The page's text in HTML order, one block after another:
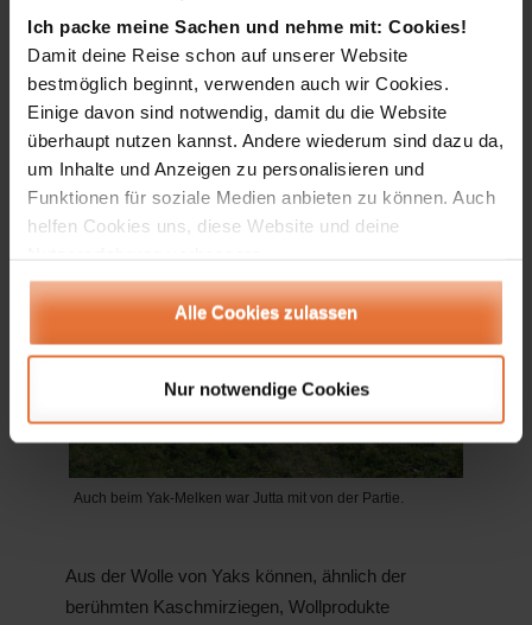
Ich packe meine Sachen und nehme mit: Cookies!
Damit deine Reise schon auf unserer Website
bestmöglich beginnt, verwenden auch wir Cookies.
Einige davon sind notwendig, damit du die Website
überhaupt nutzen kannst. Andere wiederum sind dazu da,
um Inhalte und Anzeigen zu personalisieren und
Funktionen für soziale Medien anbieten zu können. Auch
helfen Cookies uns, diese Website und deine
Alle Cookies zulassen
Nur notwendige Cookies
getrieben und benötigten dabei ihre besonders
große Atemkapazität. Sie atmeten heftig bei
offenem Maul und herausgestreckter Zunge,
erholten sich aber sehr rasch von der Anstrengung.
Auch beim Yak-Melken war Jutta mit von der Partie.
Aus der Wolle von Yaks können, ähnlich der
berühmten Kaschmirziegen, Wollprodukte